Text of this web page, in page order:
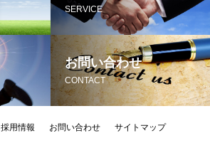
SERVICE
お問い合わせ
CONTACT
採用情報 お問い合わせ サイトマップ